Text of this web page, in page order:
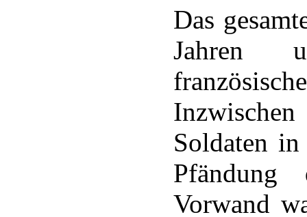
Das
Jahren
Soldaten
Vorwand